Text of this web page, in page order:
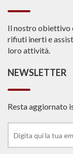
Il nostro obiettivo
rifiuti inerti e
loro attività.
NEWSLETTER
Resta aggiornato